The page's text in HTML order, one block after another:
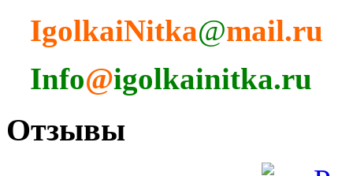
IgolkaiNitka@mail.ru
Info@igolkainitka.ru
Отзывы